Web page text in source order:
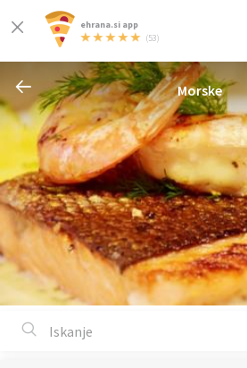
ehrana.si app
(53)
Morske